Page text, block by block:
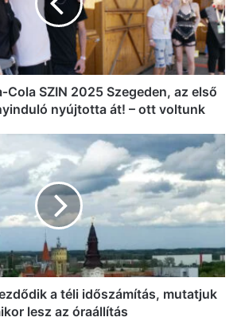
SZIN 2025 Szegeden, az első
nyújtotta át! – ott voltunk
a téli időszámítás, mutatjuk
lesz az óraállítás